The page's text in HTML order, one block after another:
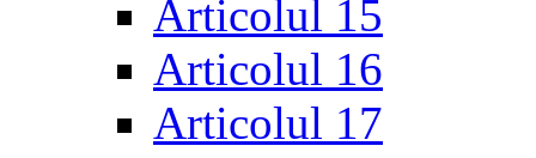
Articolul 15
Articolul 16
Articolul 17